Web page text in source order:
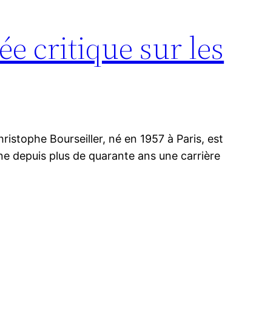
critique sur les
Bourseiller, né en 1957 à Paris, est
depuis plus de quarante ans une carrière